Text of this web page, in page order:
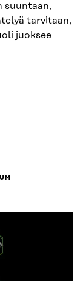
suuntaan,
tarvitaan,
juoksee